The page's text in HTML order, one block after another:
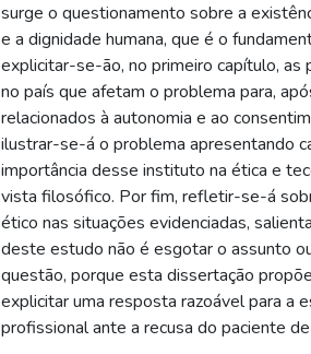
surge o questionamento sobre a
e a dignidade humana, que é o
explicitar-se-ão, no primeiro capítulo, as
no país que afetam o problema para,
relacionados à autonomia e ao
ilustrar-se-á o problema apresentando
importância desse instituto na ética e
vista filosófico. Por fim, refletir-se-á
ético nas situações evidenciadas,
deste estudo não é esgotar o assunto
questão, porque esta dissertação
explicitar uma resposta razoável para a
profissional ante a recusa do paciente